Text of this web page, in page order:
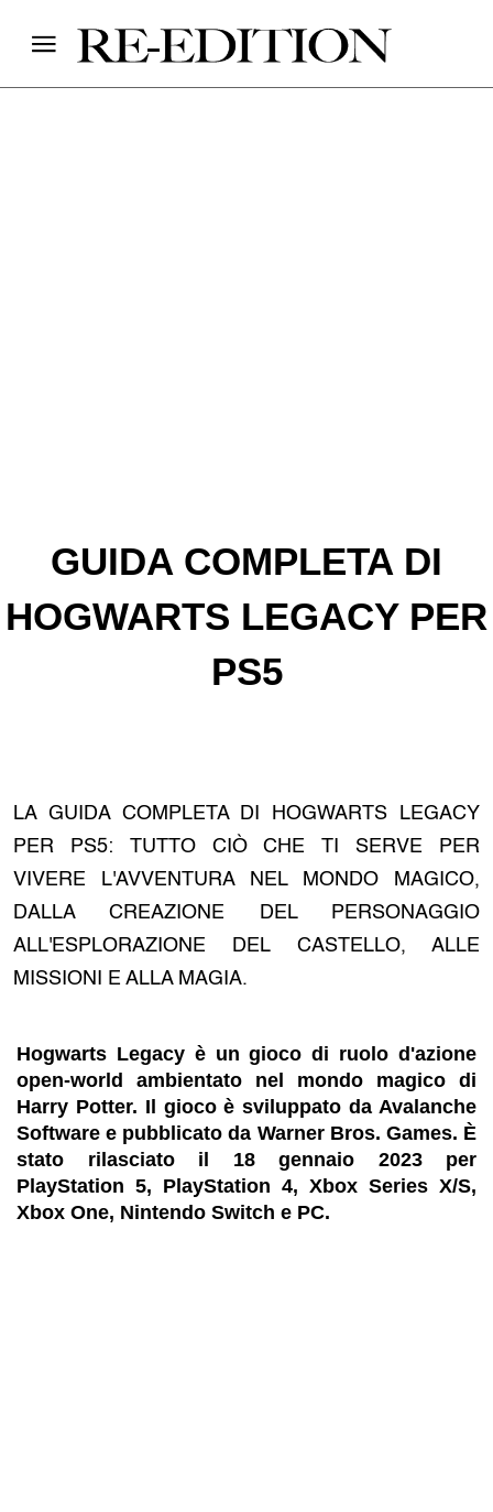
GUIDA COMPLETA DI
HOGWARTS LEGACY PER
PS5
LA GUIDA COMPLETA DI HOGWARTS LEGACY
PER PS5: TUTTO CIÒ CHE TI SERVE PER
VIVERE L'AVVENTURA NEL MONDO MAGICO,
DALLA CREAZIONE DEL PERSONAGGIO
ALL'ESPLORAZIONE DEL CASTELLO, ALLE
MISSIONI E ALLA MAGIA.
Hogwarts Legacy è un gioco di ruolo d'azione
open-world ambientato nel mondo magico di
Harry Potter. Il gioco è sviluppato da Avalanche
Software e pubblicato da Warner Bros. Games. È
stato rilasciato il 18 gennaio 2023 per
PlayStation 5, PlayStation 4, Xbox Series X/S,
Xbox One, Nintendo Switch e PC.